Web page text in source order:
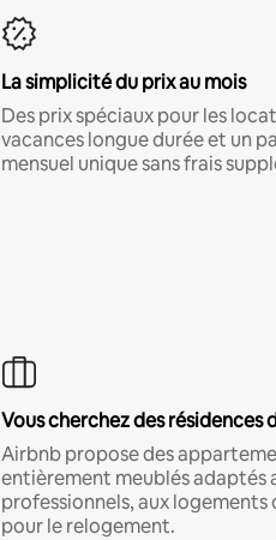
La simplicité du prix au mois
Des prix spéciaux pour les
vacances longue durée et un
mensuel unique sans frais
Vous cherchez des résidences
Airbnb propose des
entièrement meublés adaptés
professionnels, aux
pour le relogement.